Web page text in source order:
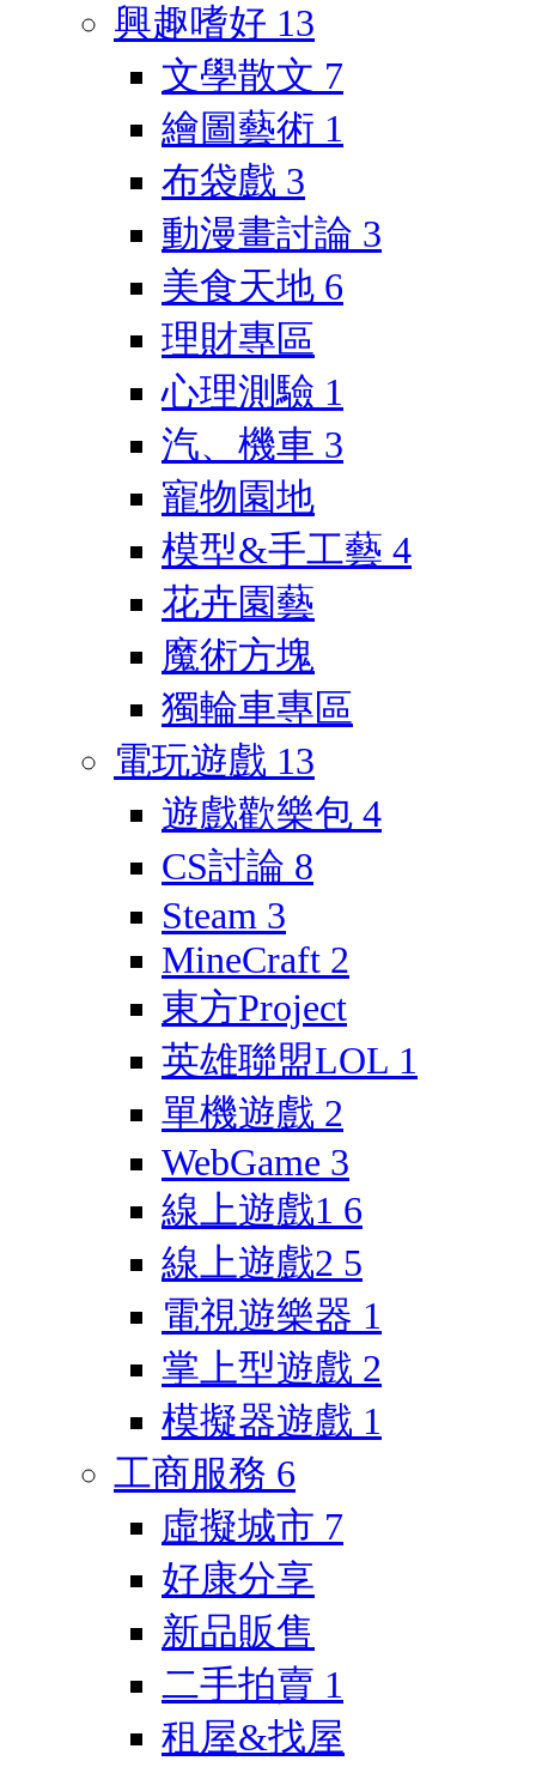
興趣嗜好 13
文學散文 7
繪圖藝術 1
布袋戲 3
動漫畫討論 3
美食天地 6
理財專區
心理測驗 1
汽、機車 3
寵物園地
模型&手工藝 4
花卉園藝
魔術方塊
獨輪車專區
電玩遊戲 13
遊戲歡樂包 4
CS討論 8
Steam 3
MineCraft 2
東方Project
英雄聯盟LOL 1
單機遊戲 2
WebGame 3
線上遊戲1 6
線上遊戲2 5
電視遊樂器 1
掌上型遊戲 2
模擬器遊戲 1
工商服務 6
虛擬城市 7
好康分享
新品販售
二手拍賣 1
租屋&找屋